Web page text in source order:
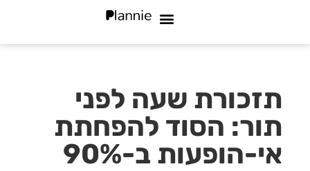
תזכורת שעה לפני
תור: הסוד להפחתת
אי-הופעות ב-90%